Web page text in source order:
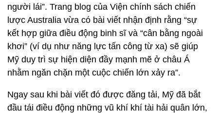
người lái”. Trang blog của Viện chính sách chiến
lược Australia vừa có bài viết nhận định rằng “sự
kết hợp giữa điều động binh sĩ và “cân bằng ngoài
khơi” (ví dụ như năng lực tấn công từ xa) sẽ giúp
Mỹ duy trì sự hiện diện đầy mạnh mẽ ở châu Á
nhằm ngăn chặn một cuộc chiến lớn xảy ra”.
Ngay sau khi bài viết đó được đăng tải, Mỹ đã bắt
đầu tái điều động những vũ khí khí tài hải quân lớn,